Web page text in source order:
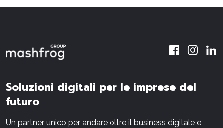
Soluzioni digitali per le imprese del
futuro
Un partner unico per andare oltre il business digitale e